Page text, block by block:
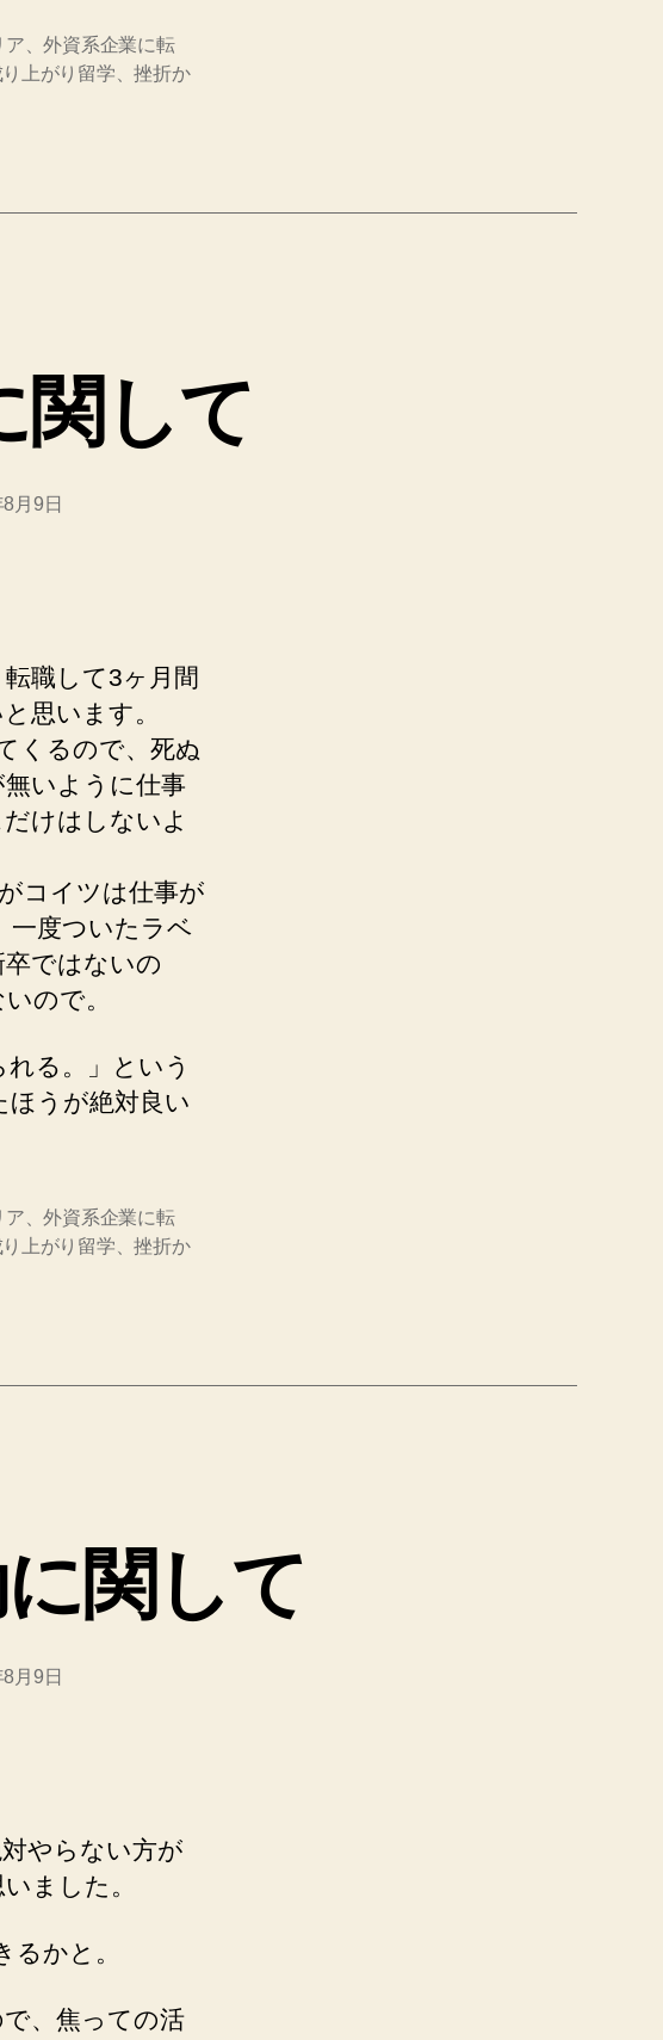
、外資系企業に転
上がり留学、挫折か
関して
月9日
職して3ヶ月間
思います。
くるので、死ぬ
いように仕事
けはしないよ
コイツは仕事が
一度ついたラベ
ではないの
ので。
る。」という
うが絶対良い
、外資系企業に転
上がり留学、挫折か
関して
月9日
やらない方が
ました。
かと。
、焦っての活